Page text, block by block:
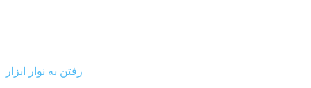
رفتن به نوار ابزار